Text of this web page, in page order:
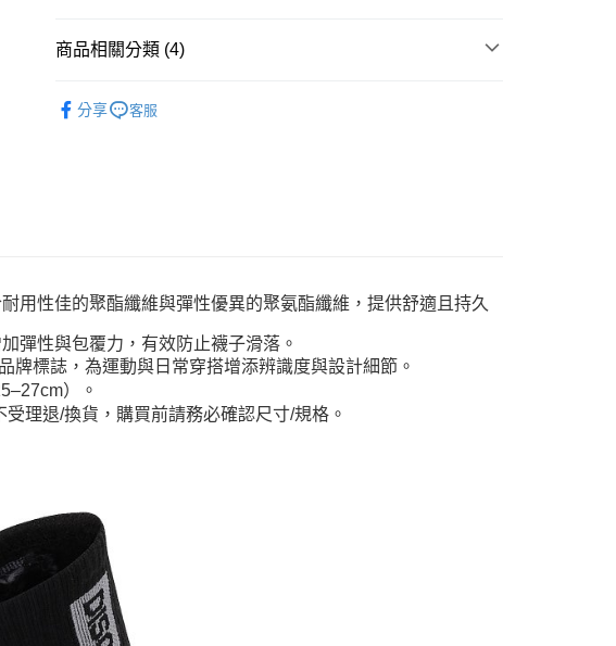
每筆NT$60，滿NT$990(含以上)免運費
7-11取貨付款<未取貨列黑名單/不支援離島取退>
商品相關分類 (4)
分享 客服
用性佳的聚酯纖維與彈性優異的聚氨酯纖維，提供舒適且持久
彈性與包覆力，有效防止襪子滑落。
牌標誌，為運動與日常穿搭增添辨識度與設計細節。
）。
理退/換貨，購買前請務必確認尺寸/規格。